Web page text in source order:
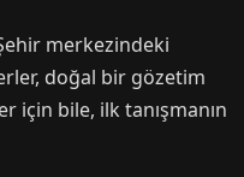
merkezindeki
doğal bir gözetim
için bile, ilk tanışmanın